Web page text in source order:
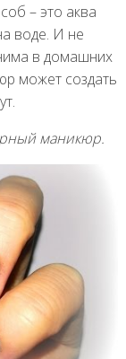
– это аква
воде. И не
в домашних
может создать
маникюр.